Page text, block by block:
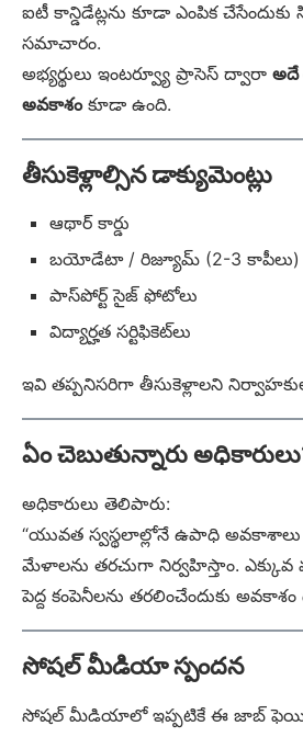
ఐటీ కాన్డిడేట్లను కూడా ఎంపిక చేసేందుకు
సమాచారం.
అభ్యర్థులు ఇంటర్వ్యూ ప్రాసెస్ ద్వారా అదే
అవకాశంకూడా ఉంది.
తీసుకెళ్లాల్సిన డాక్యుమెంట్లు
ఆథార్ కార్డు
బయోడేటా / రిజ్యూమ్ (2-3 కాపీలు)
పాస్‌పోర్ట్ సైజ్ ఫోటోలు
విద్యార్హత సర్టిఫికెట్‌లు
ఇవి తప్పనిసరిగా తీసుకెళ్లాలని
ఏం చెబుతున్నారు
అధికారులు తెలిపారు:
“యువత స్వస్థలాల్లోనే ఉపాధి
మేళాలను తరచుగా నిర్వహిస్తాం.
పెద్ద కంపెనీలను తరలించేందుకు అవకాశం
సోషల్ మీడియా స్పందన
సోషల్ మీడియాలో ఇప్పటికే ఈ జాబ్ ఫెయిర్